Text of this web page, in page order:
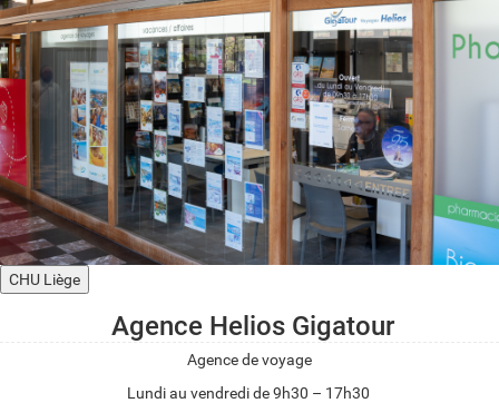
CHU Liège
Agence Helios Gigatour
Agence de voyage
Lundi au vendredi de 9h30 – 17h30